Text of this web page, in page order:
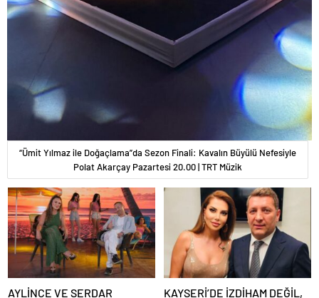
“Ümit Yılmaz ile Doğaçlama”da Sezon Finali: Kavalın Büyülü Nefesiyle
Polat Akarçay Pazartesi 20.00 | TRT Müzik
AYLİNCE VE SERDAR KAYSERİ’DE İZDİHAM DEĞİL,